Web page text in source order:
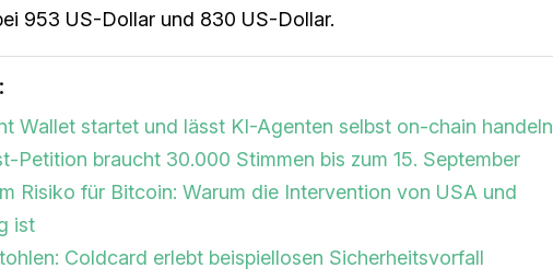
953 US-Dollar und 830 US-Dollar.
Wallet startet und lässt KI-Agenten selbst on-chain handeln
Petition braucht 30.000 Stimmen bis zum 15. September
Risiko für Bitcoin: Warum die Intervention von USA und
ist
Coldcard erlebt beispiellosen Sicherheitsvorfall